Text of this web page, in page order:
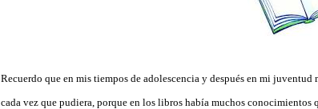
Recuerdo que en mis tiempos de adolescencia y después en mi
cada vez que pudiera, porque en los libros había muchos conocimientos